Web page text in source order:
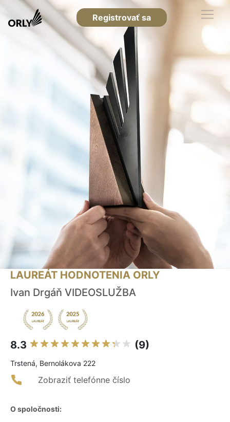
Registrovať sa
LAUREÁT HODNOTENIA ORLY
Ivan Drgáň VIDEOSLUŽBA
8.3 (9)
Trstená, Bernolákova 222
Zobraziť telefónne číslo
O spoločnosti: